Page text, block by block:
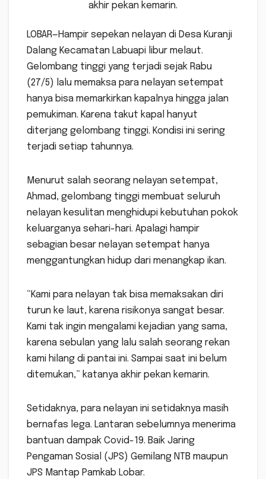
akhir pekan kemarin.
LOBAR—Hampir sepekan nelayan di Desa Kuranji
Dalang Kecamatan Labuapi libur melaut.
Gelombang tinggi yang terjadi sejak Rabu
(27/5) lalu memaksa para nelayan setempat
hanya bisa memarkirkan kapalnya hingga jalan
pemukiman. Karena takut kapal hanyut
diterjang gelombang tinggi. Kondisi ini sering
terjadi setiap tahunnya.
Menurut salah seorang nelayan setempat,
Ahmad, gelombang tinggi membuat seluruh
nelayan kesulitan menghidupi kebutuhan pokok
keluarganya sehari-hari. Apalagi hampir
sebagian besar nelayan setempat hanya
menggantungkan hidup dari menangkap ikan.
“Kami para nelayan tak bisa memaksakan diri
turun ke laut, karena risikonya sangat besar.
Kami tak ingin mengalami kejadian yang sama,
karena sebulan yang lalu salah seorang rekan
kami hilang di pantai ini. Sampai saat ini belum
ditemukan,” katanya akhir pekan kemarin.
Setidaknya, para nelayan ini setidaknya masih
bernafas lega. Lantaran sebelumnya menerima
bantuan dampak Covid-19. Baik Jaring
Pengaman Sosial (JPS) Gemilang NTB maupun
JPS Mantap Pamkab Lobar.